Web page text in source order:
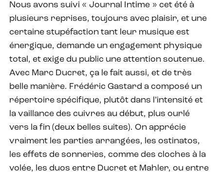
Nous avons suivi « Journal Intime » cet été à
plusieurs reprises, toujours avec plaisir, et une
certaine stupéfaction tant leur musique est
énergique, demande un engagement physique
total, et exige du public une attention soutenue.
Avec Marc Ducret, ça le fait aussi, et de très
belle manière. Frédéric Gastard a composé un
répertoire spécifique, plutôt dans l’intensité et
la vaillance des cuivres au début, plus ourlé
vers la fin (deux belles suites). On apprécie
vraiment les parties arrangées, les ostinatos,
les effets de sonneries, comme des cloches à la
volée, les duos entre Ducret et Mahler, ou entre